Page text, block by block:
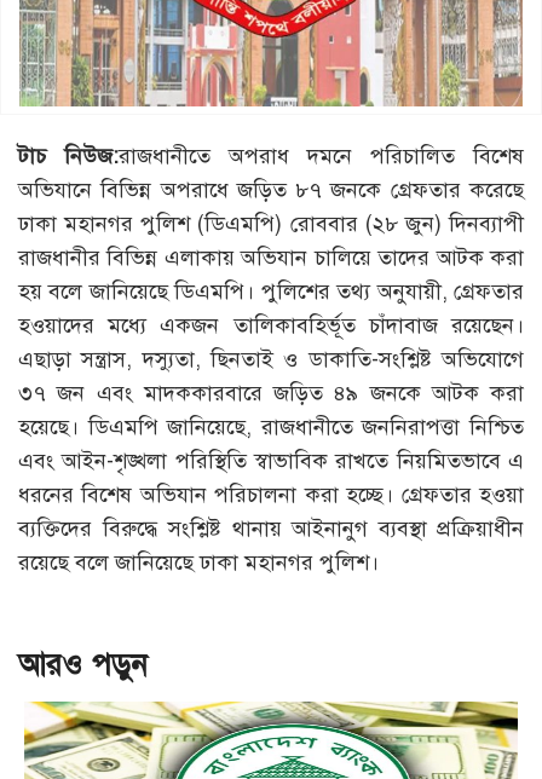
টাচ নিউজ:রাজধানীতে অপরাধ দমনে পরিচালিত বিশেষ
অভিযানে বিভিন্ন অপরাধে জড়িত ৮৭ জনকে গ্রেফতার করেছে
ঢাকা মহানগর পুলিশ (ডিএমপি) রোববার (২৮ জুন) দিনব্যাপী
রাজধানীর বিভিন্ন এলাকায় অভিযান চালিয়ে তাদের আটক করা
হয় বলে জানিয়েছে ডিএমপি। পুলিশের তথ্য অনুযায়ী, গ্রেফতার
হওয়াদের মধ্যে একজন তালিকাবহির্ভূত চাঁদাবাজ রয়েছেন।
এছাড়া সন্ত্রাস, দস্যুতা, ছিনতাই ও ডাকাতি-সংশ্লিষ্ট অভিযোগে
৩৭ জন এবং মাদককারবারে জড়িত ৪৯ জনকে আটক করা
হয়েছে। ডিএমপি জানিয়েছে, রাজধানীতে জননিরাপত্তা নিশ্চিত
এবং আইন-শৃঙ্খলা পরিস্থিতি স্বাভাবিক রাখতে নিয়মিতভাবে এ
ধরনের বিশেষ অভিযান পরিচালনা করা হচ্ছে। গ্রেফতার হওয়া
ব্যক্তিদের বিরুদ্ধে সংশ্লিষ্ট থানায় আইনানুগ ব্যবস্থা প্রক্রিয়াধীন
রয়েছে বলে জানিয়েছে ঢাকা মহানগর পুলিশ।
আরও পড়ুন